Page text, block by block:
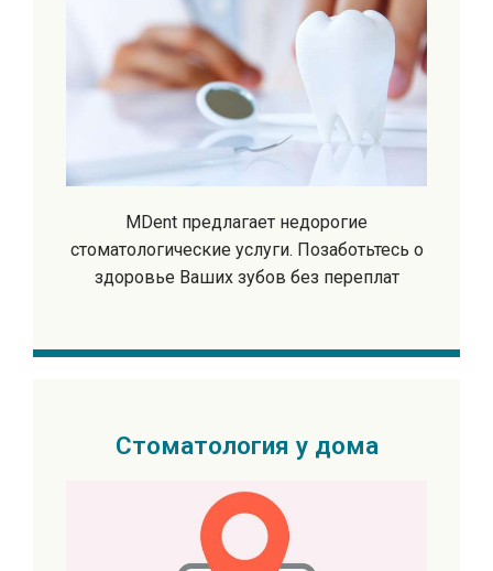
MDent предлагает недорогие
стоматологические услуги. Позаботьтесь о
здоровье Ваших зубов без переплат
Стоматология у дома